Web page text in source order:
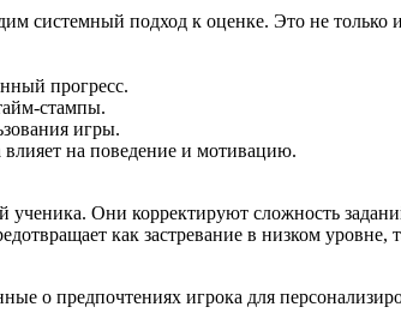
системный подход к оценке. Это не
прогресс.
игры.
на поведение и мотивацию.
Они корректируют сложность
как застревание в низком уровне,
о предпочтениях игрока для